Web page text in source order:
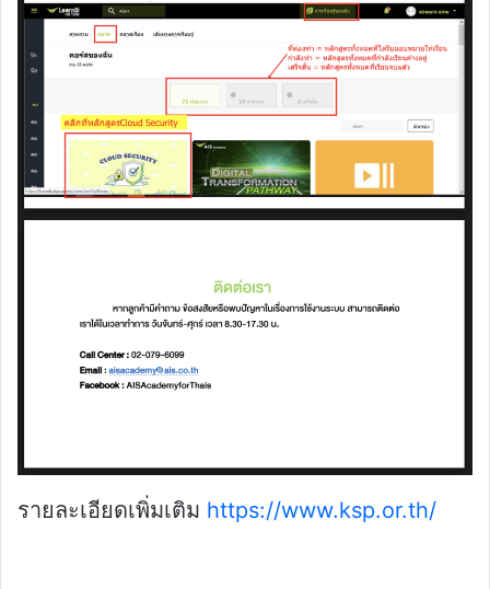
รายละเอียดเพิ่มเติม https://www.ksp.or.th/